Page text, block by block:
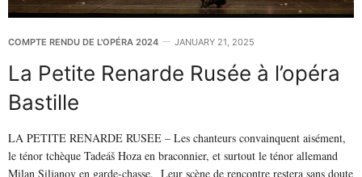
COMPTE RENDU DE L'OPÉRA 2024 JANUARY 21, 2025
La Petite Renarde Rusée à l’opéra
Bastille
LA PETITE RENARDE RUSEE – Les chanteurs convainquent aisément,
le ténor tchèque Tadeáš Hoza en braconnier, et surtout le ténor allemand
Milan Siljanov en garde-chasse. Leur scène de rencontre restera sans doute